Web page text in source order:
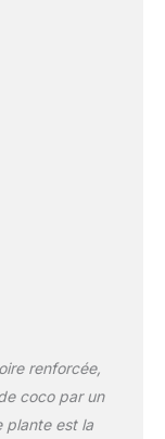
renforcée,
coco par un
plante est la